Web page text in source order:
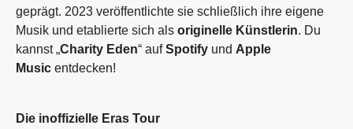
geprägt. 2023 veröffentlichte sie schließlich ihre eigene
Musik und etablierte sich als originelle Künstlerin. Du
kannst „Charity Eden“ aufSpotify und Apple
Music entdecken!
Die inoffizielle Eras Tour